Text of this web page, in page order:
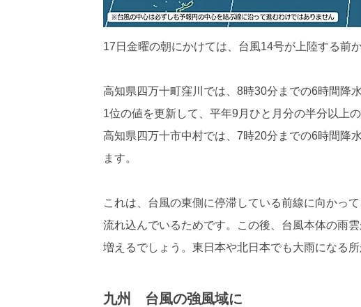
17日金曜の朝にかけては、台風14号が上陸する前
高知県四万十町窪川では、8時30分までの6時間降
1位の値を更新して、平年9月ひと月分の半分以上
高知県四万十市中村では、7時20分までの6時間降
ます。
これは、台風の東側に停滞している前線に向かっ
流れ込んでいるためです。この後、台風本体の雨
増えるでしょう。東日本や北日本でも大雨になる所
九州 台風の強風域に